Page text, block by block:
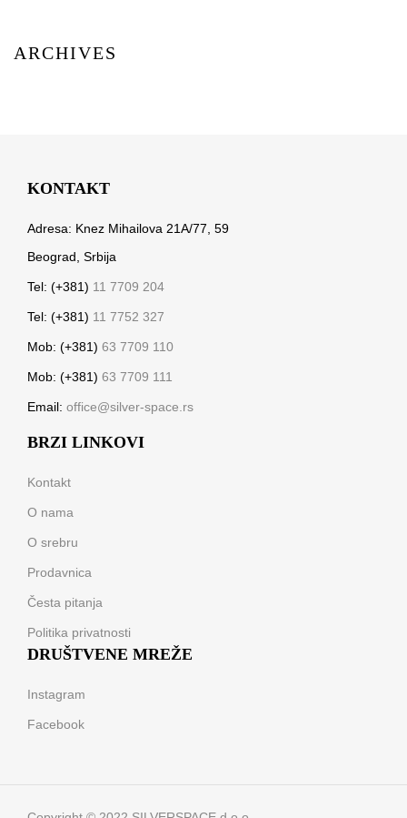
ARCHIVES
KONTAKT
Adresa: Knez Mihailova 21A/77, 59
Beograd, Srbija
Tel: (+381) 11 7709 204
Tel: (+381) 11 7752 327
Mob: (+381) 63 7709 110
Mob: (+381) 63 7709 111
Email: office@silver-space.rs
BRZI LINKOVI
Kontakt
O nama
O srebru
Prodavnica
Česta pitanja
Politika privatnosti
DRUŠTVENE MREŽE
Instagram
Facebook